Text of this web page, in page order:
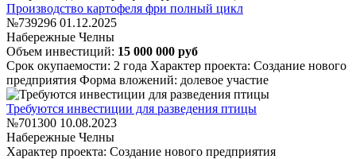
Производство картофеля фри полный цикл
№739296 01.12.2025
Набережные Челны
Объем инвестиций: 15 000 000 руб
Срок окупаемости: 2 года Характер проекта: Создание нового
предприятия Форма вложений: долевое участие
Требуются инвестиции для разведения птицы
№701300 10.08.2023
Набережные Челны
Характер проекта: Создание нового предприятия